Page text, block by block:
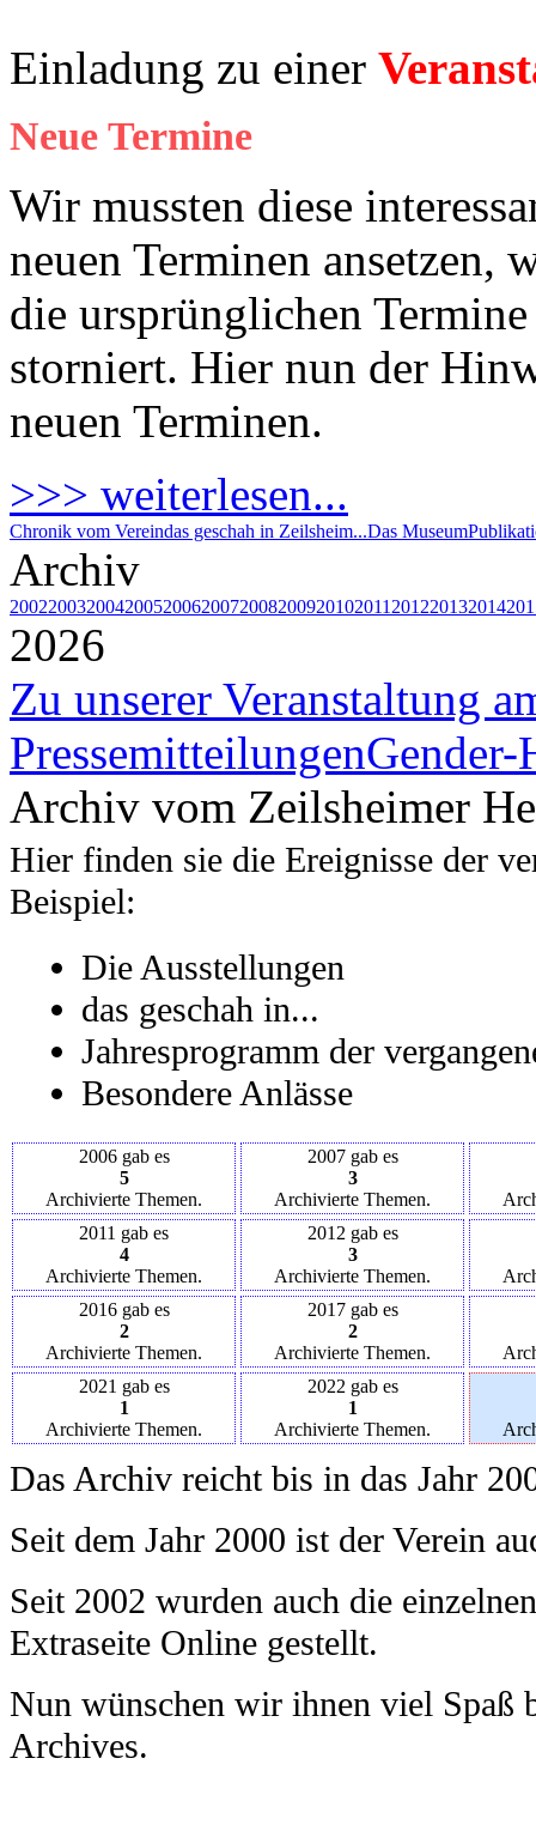
Einladung zu einer
Neue Termine
Wir mussten diese
neuen Terminen ansetzen,
die ursprünglichen
storniert. Hier nun der
neuen Terminen.
>>> weiterlesen...
Chronik vom Vereindas geschah in Zeilsheim...Das Museum
Archiv
2002200320042005200620072008200920102011 201220132014
2026
Zu unserer Veranstaltung
Pressemitteilungen
Archiv vom Zeilsheimer
Hier finden sie die Ereignisse der
Beispiel:
Die Ausstellungen
das geschah in...
Jahresprogramm der
Besondere Anlässe
2006 gab es
5
Archivierte Themen.
2007 gab es
3
Archivierte Themen.
2011 gab es
4
Archivierte Themen.
2012 gab es
3
Archivierte Themen.
2016 gab es
2
Archivierte Themen.
2017 gab es
2
Archivierte Themen.
2021 gab es
1
Archivierte Themen.
2022 gab es
1
Archivierte Themen.
Das Archiv reicht bis in das Jahr
Seit dem Jahr 2000 ist der Verein
Seit 2002 wurden auch die
Extraseite Online gestellt.
Nun wünschen wir ihnen viel Spaß
Archives.